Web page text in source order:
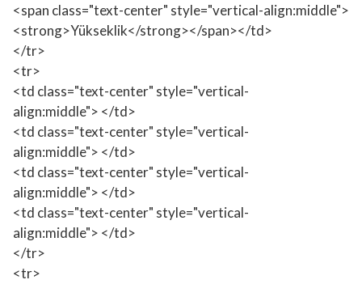
<span class="text-center" style="vertical-align:middle">
<strong>Yükseklik</strong></span></td>
</tr>
<tr>
<td class="text-center" style="vertical-
align:middle"> </td>
<td class="text-center" style="vertical-
align:middle"> </td>
<td class="text-center" style="vertical-
align:middle"> </td>
<td class="text-center" style="vertical-
align:middle"> </td>
</tr>
<tr>